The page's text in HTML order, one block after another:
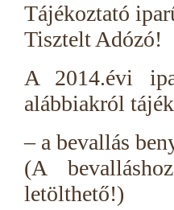
Tájékoztató
Tisztelt Adózó!
A 2014.évi
alábbiakról
– a bevallás
(A
letölthető!)